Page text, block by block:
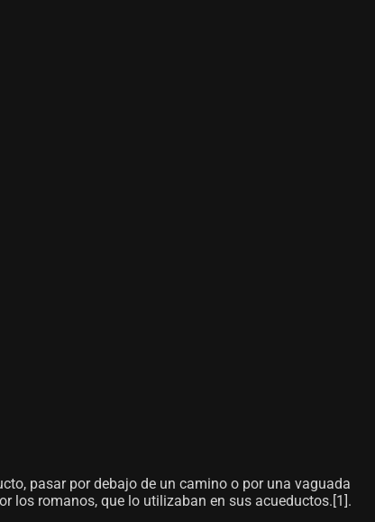
pasar por debajo de un camino o por una vaguada
los romanos, que lo utilizaban en sus acueductos.[1]​.